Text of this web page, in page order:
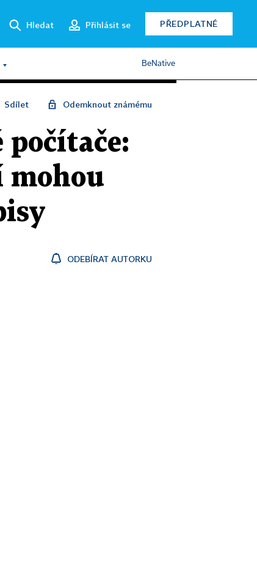
Hledat Přihlásit se PŘEDPLATNÉ
BeNative
Sdílet Odemknout známému
mohou
ODEBÍRAT AUTORKU